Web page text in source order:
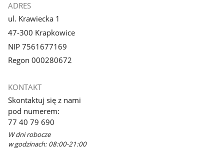
ADRES
ul. Krawiecka 1
47-300 Krapkowice
NIP 7561677169
Regon 000280672
KONTAKT
Skontaktuj się z nami
pod numerem:
77 40 79 690
W dni robocze
w godzinach: 08:00-21:00